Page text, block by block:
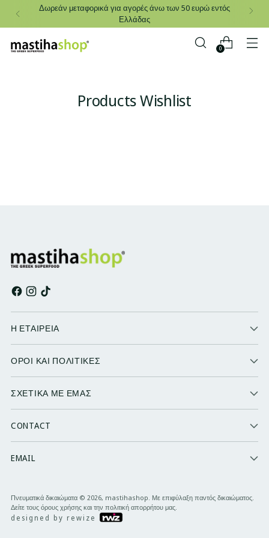
Δωρεάν μεταφορικά για αγορές άνω των 50 ευρώ εντός
Ελλάδας
0
Products Wishlist
Η ΕΤΑΙΡΕΙΑ
ΟΡΟΙ ΚΑΙ ΠΟΛΙΤΙΚΕΣ
ΣΧΕΤΙΚΑ ΜΕ ΕΜΑΣ
CONTACT
EMAIL
Πνευματικά δικαιώματα © 2026, mastihashop. Με επιφύλαξη παντός δικαιώματος.
Δείτε τους όρους χρήσης και την πολιτική απορρήτου μας.
designed by rewize